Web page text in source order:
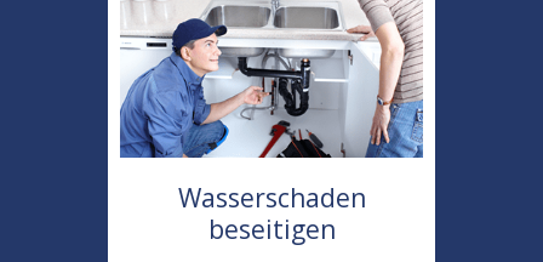
Wasserschaden
beseitigen